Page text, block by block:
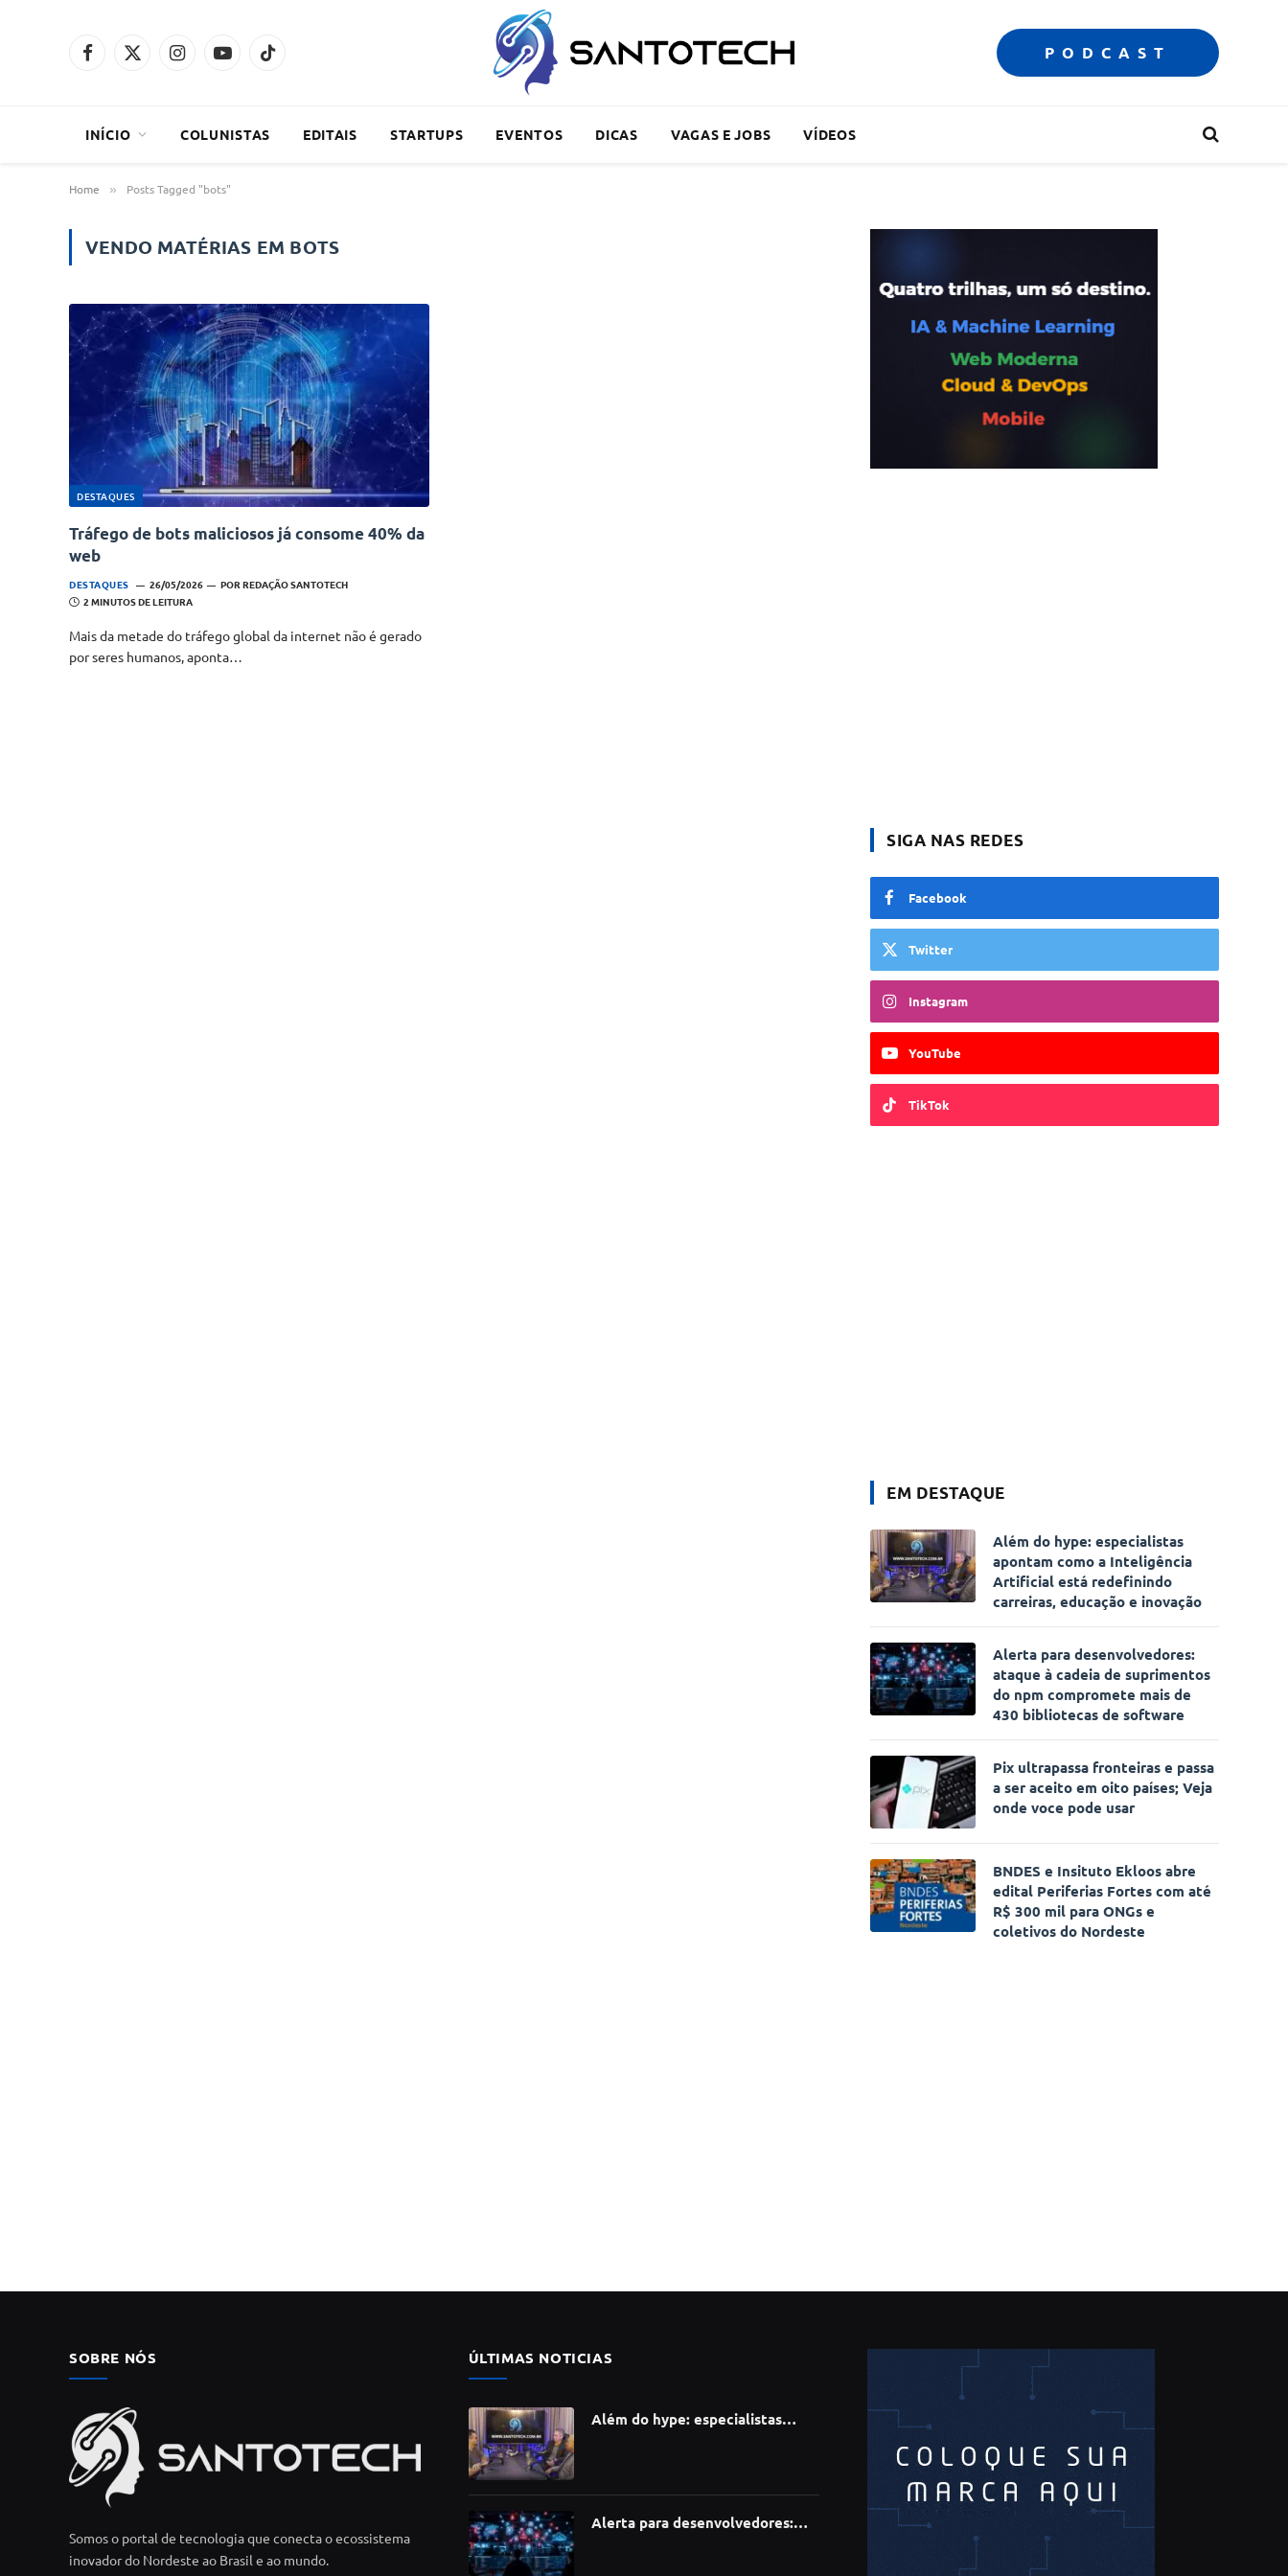
Facebook
X
InstagramYouTubeTikTok PODCAST
INÍCIO COLUNISTAS EDITAIS STARTUPS EVENTOS DICAS VAGAS E JOBS VÍDEOS
Home » Posts Tagged "bots"
VENDO MATÉRIAS EM BOTS
DESTAQUES
Tráfego de bots maliciosos já consome 40% da
web
DESTAQUES 26/05/2026 POR REDAÇÃO SANTOTECH
2 MINUTOS DE LEITURA
Mais da metade do tráfego global da internet não é gerado
por seres humanos, aponta…
SIGA NAS REDES
Facebook
Twitter
Instagram
YouTube
TikTok
EM DESTAQUE
Além do hype: especialistas
apontam como a Inteligência
Artificial está redefinindo
carreiras, educação e inovação
Alerta para desenvolvedores:
ataque à cadeia de suprimentos
do npm compromete mais de
430 bibliotecas de software
Pix ultrapassa fronteiras e passa
a ser aceito em oito países; Veja
onde voce pode usar
BNDES e Insituto Ekloos abre
edital Periferias Fortes com até
R$ 300 mil para ONGs e
coletivos do Nordeste
SOBRE NÓS
Somos o portal de tecnologia que conecta o ecossistema
inovador do Nordeste ao Brasil e ao mundo.
ÚLTIMAS NOTICIAS
Além do hype: especialistas
Alerta para desenvolvedores: